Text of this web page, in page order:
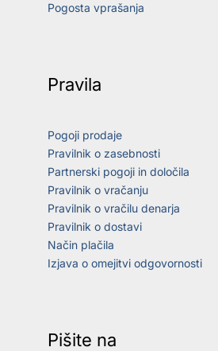
Pogosta vprašanja
Pravila
Pogoji prodaje
Pravilnik o zasebnosti
Partnerski pogoji in določila
Pravilnik o vračanju
Pravilnik o vračilu denarja
Pravilnik o dostavi
Način plačila
Izjava o omejitvi odgovornosti
Pišite na